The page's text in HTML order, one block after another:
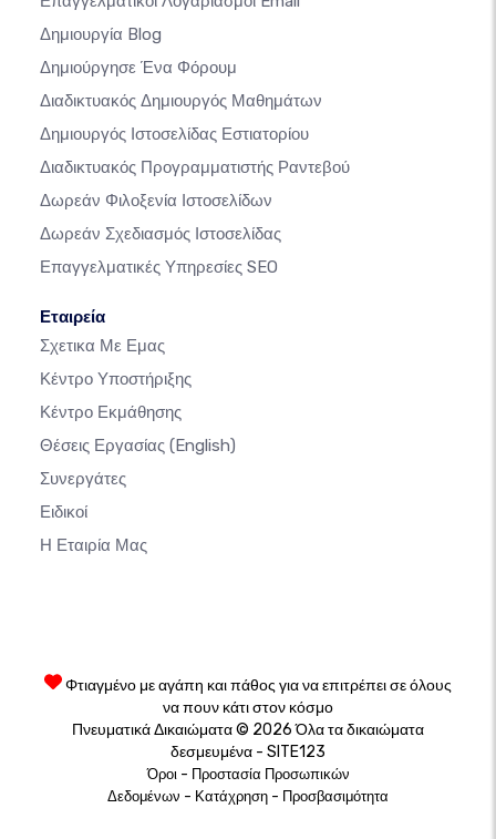
Δημιουργία Blog
Δημιούργησε Ένα Φόρουμ
Διαδικτυακός Δημιουργός Μαθημάτων
Δημιουργός Ιστοσελίδας Εστιατορίου
Διαδικτυακός Προγραμματιστής Ραντεβού
Δωρεάν Φιλοξενία Ιστοσελίδων
Δωρεάν Σχεδιασμός Ιστοσελίδας
Επαγγελματικές Υπηρεσίες SEO
Εταιρεία
Σχετικα Με Εμας
Κέντρο Υποστήριξης
Κέντρο Εκμάθησης
Θέσεις Εργασίας (English)
Συνεργάτες
Ειδικοί
Η Εταιρία Μας
Φτιαγμένο με αγάπη και πάθος για να επιτρέπει σε όλους
να πουν κάτι στον κόσμο
Πνευματικά Δικαιώματα © 2026 Όλα τα δικαιώματα
δεσμευμένα - SITE123
Όροι- Προστασία Προσωπικών
Δεδομένων - Κατάχρηση - Προσβασιμότητα